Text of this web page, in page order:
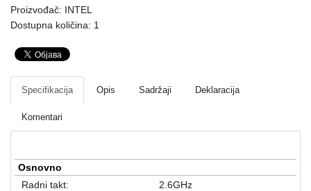
Mrežna
Fotoaparati
kamere
Kućni
aparati
Proizvođač: INTEL
Dostupna količina: 1
Specifikacija Opis Sadržaji Deklaracija
Komentari
Osnovno
Radni takt:
2.6GHz